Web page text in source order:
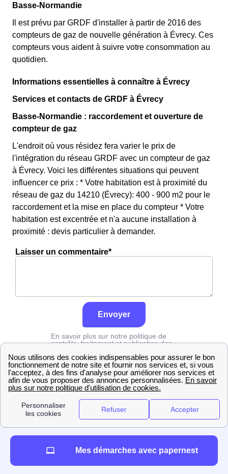
Basse-Normandie
Il est prévu par GRDF d'installer à partir de 2016 des
compteurs de gaz de nouvelle génération à Évrecy. Ces
compteurs vous aident à suivre votre consommation au
quotidien.
Informations essentielles à connaître à Évrecy
Services et contacts de GRDF à Évrecy
Basse-Normandie : raccordement et ouverture de
compteur de gaz
L'endroit où vous résidez fera varier le prix de
l'intégration du réseau GRDF avec un compteur de gaz
à Évrecy. Voici les différentes situations qui peuvent
influencer ce prix : * Votre habitation est à proximité du
réseau de gaz du 14210 (Évrecy): 400 - 900 m2 pour le
raccordement et la mise en place du compteur * Votre
habitation est excentrée et n'a aucune installation à
proximité : devis particulier à demander.
Laisser un commentaire*
Envoyer
En savoir plus sur notre politique de
contrôle, traitement et publication des
Grdf Calvados Évrecy
Mes démarches avec papernest